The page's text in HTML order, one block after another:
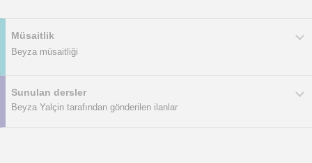
Müsaitlik
Beyza müsaitliği
Sunulan dersler
Beyza Yalçin tarafından gönderilen ilanlar